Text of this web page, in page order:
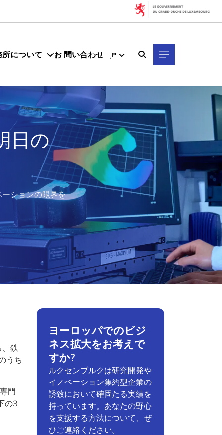
所について お 問い合わせ JP
日の
ションの限界を
、鉄
うち
門
の3
ヨーロッパでのビジ
ネス拡大をお考えで
すか?
ルクセンブルクは研究開発や
イノベーション集約型企業の
誘致において確固たる実績を
持っています。あなたの野心
を支援する方法について、ぜ
ひご連絡ください。